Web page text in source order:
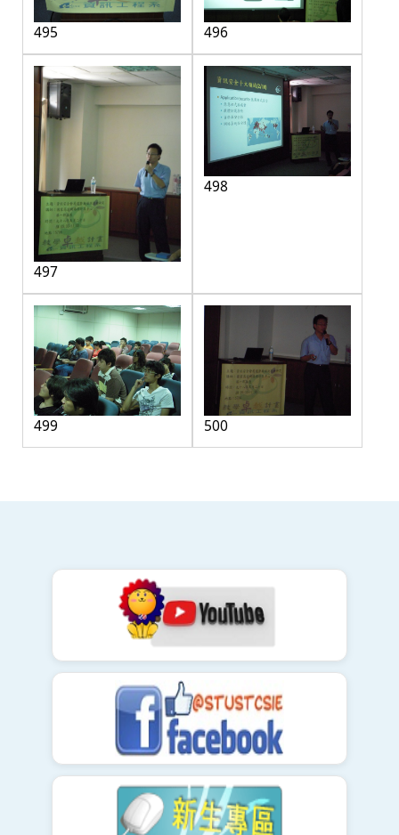
495 496
497
498
499 500